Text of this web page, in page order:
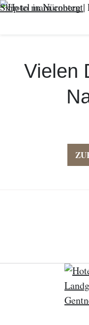
Skip to main content
Vielen